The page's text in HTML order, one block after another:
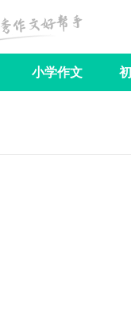
小学作文